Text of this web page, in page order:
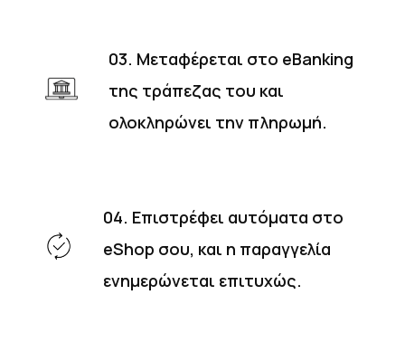
03. Μεταφέρεται στο eBanking
της τράπεζας του και
ολοκληρώνει την πληρωμή.
04. Επιστρέφει αυτόματα στο
eShop σου, και η παραγγελία
ενημερώνεται επιτυχώς.